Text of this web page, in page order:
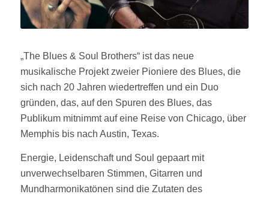
„The Blues & Soul Brothers“ ist das neue
musikalische Projekt zweier Pioniere des Blues, die
sich nach 20 Jahren wiedertreffen und ein Duo
gründen, das, auf den Spuren des Blues, das
Publikum mitnimmt auf eine Reise von Chicago, über
Memphis bis nach Austin, Texas.
Energie, Leidenschaft und Soul gepaart mit
unverwechselbaren Stimmen, Gitarren und
Mundharmonikatönen sind die Zutaten des